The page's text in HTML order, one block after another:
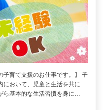
子育て支援のお仕事です。】 子
において、児童と生活を共に
ら基本的な生活習慣を身に…